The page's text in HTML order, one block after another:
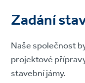
Zadání
Naše společnost
projektové
stavební jámy.